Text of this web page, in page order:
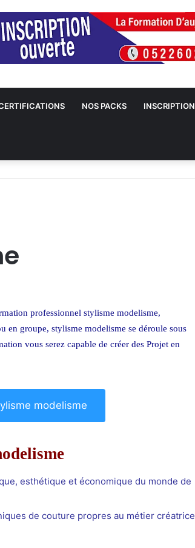
NOS PACKS INSCRIPTION
professionnel stylisme modelisme,
en groupe, stylisme modelisme se déroule sous
vous serez capable de créer des Projet en
modelisme
esthétique et économique du monde de
de couture propres au métier créatrice